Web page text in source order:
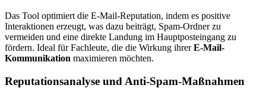
Das Tool optimiert die E-Mail-Reputation, indem es positive
Interaktionen erzeugt, was dazu beiträgt, Spam-Ordner zu
vermeiden und eine direkte Landung im Hauptposteingang zu
fördern. Ideal für Fachleute, die die Wirkung ihrerE-Mail-
Kommunikation maximieren möchten.
Reputationsanalyse und Anti-Spam-Maßnahmen